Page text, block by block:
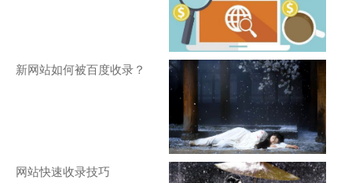
新网站如何被百度收录？
网站快速收录技巧